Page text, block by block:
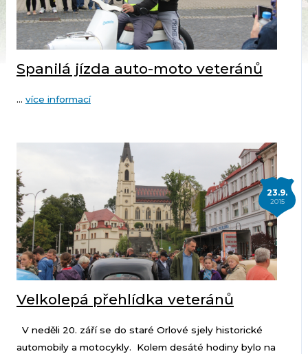
Spanilá jízda auto-moto veteránů
... více informací
23.9.
2015
Velkolepá přehlídka veteránů
V neděli 20. září se do staré Orlové sjely historické
automobily a motocykly. Kolem desáté hodiny bylo na